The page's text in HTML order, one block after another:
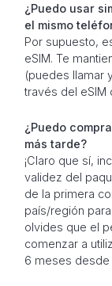
¿Puedo usar
el mismo
Por supuesto,
eSIM. Te
(puedes llamar
través del eSIM
¿Puedo
más tarde?
¡Claro que sí,
validez del
de la primera
país/región
olvides que el
comenzar a
6 meses desde